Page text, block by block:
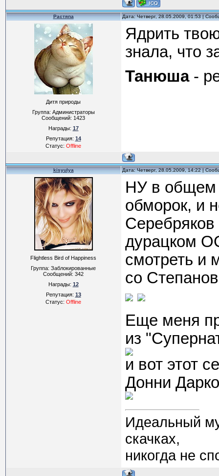
Растяпа Дата: Четверг, 28.05.2009, 01:53 |
Дитя природы
Группа: Администраторы
Сообщений:1423
Награды:17
Репутация:14
Статус:Offline
Ядрить
знала, что
Танюша-
kisyulya Дата: Четверг, 28.05.2009, 14:22 |
Flightless Bird of Happiness
Группа: Заблокированные
Сообщений:342
Награды:12
Репутация:13
Статус:Offline
НУ в общем
обморок, и
дурацком
смотреть и
со
Еще меня
из
и вот этот
Донни
Идеальный
скачках,
никогда не